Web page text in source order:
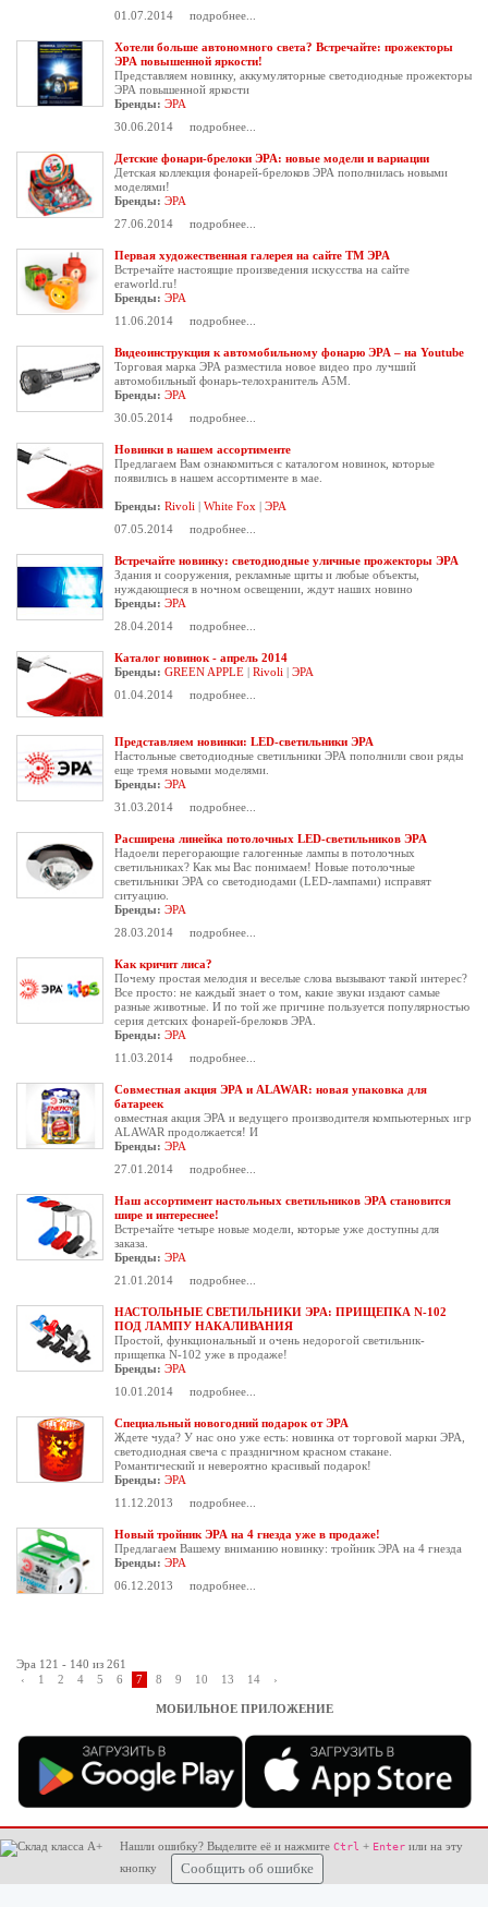
01.07.2014
подробнее...
Хотели больше автономного света? Встречайте: прожекторы
ЭРА повышенной яркости!
Представляем новинку, аккумуляторные светодиодные прожекторы
ЭРА повышенной яркости
Бренды: ЭРА
30.06.2014
подробнее...
Детские фонари-брелоки ЭРА: новые модели и вариации
Детская коллекция фонарей-брелоков ЭРА пополнилась новыми
моделями!
Бренды: ЭРА
27.06.2014
подробнее...
Первая художественная галерея на сайте ТМ ЭРА
Встречайте настоящие произведения искусства на сайте
eraworld.ru!
Бренды: ЭРА
11.06.2014
подробнее...
Видеоинструкция к автомобильному фонарю ЭРА – на Youtube
Торговая марка ЭРА разместила новое видео про лучший
автомобильный фонарь-телохранитель А5М.
Бренды: ЭРА
30.05.2014
подробнее...
Новинки в нашем ассортименте
Предлагаем Вам ознакомиться с каталогом новинок, которые
появились в нашем ассортименте в мае.
Бренды: Rivoli | White Fox | ЭРА
07.05.2014
подробнее...
Встречайте новинку: светодиодные уличные прожекторы ЭРА
Здания и сооружения, рекламные щиты и любые объекты,
нуждающиеся в ночном освещении, ждут наших новино
Бренды: ЭРА
28.04.2014
подробнее...
Каталог новинок - апрель 2014
Бренды: GREEN APPLE | Rivoli | ЭРА
01.04.2014
подробнее...
Представляем новинки: LED-светильники ЭРА
Настольные светодиодные светильники ЭРА пополнили свои ряды
еще тремя новыми моделями.
Бренды: ЭРА
31.03.2014
подробнее...
Расширена линейка потолочных LED-светильников ЭРА
Надоели перегорающие галогенные лампы в потолочных
светильниках? Как мы Вас понимаем! Новые потолочные
светильники ЭРА со светодиодами (LED-лампами) исправят
ситуацию.
Бренды: ЭРА
28.03.2014
подробнее...
Как кричит лиса?
Почему простая мелодия и веселые слова вызывают такой интерес?
Все просто: не каждый знает о том, какие звуки издают самые
разные животные. И по той же причине пользуется популярностью
серия детских фонарей-брелоков ЭРА.
Бренды: ЭРА
11.03.2014
подробнее...
Совместная акция ЭРА и ALAWAR: новая упаковка для
батареек
овместная акция ЭРА и ведущего производителя компьютерных игр
ALAWAR продолжается! И
Бренды: ЭРА
27.01.2014
подробнее...
Наш ассортимент настольных светильников ЭРА становится
шире и интереснее!
Встречайте четыре новые модели, которые уже доступны для
заказа.
Бренды: ЭРА
21.01.2014
подробнее...
НАСТОЛЬНЫЕ СВЕТИЛЬНИКИ ЭРА: ПРИЩЕПКА N-102
ПОД ЛАМПУ НАКАЛИВАНИЯ
Простой, функциональный и очень недорогой светильник-
прищепка N-102 уже в продаже!
Бренды: ЭРА
10.01.2014
подробнее...
Специальный новогодний подарок от ЭРА
Ждете чуда? У нас оно уже есть: новинка от торговой марки ЭРА,
светодиодная свеча с праздничном красном стакане.
Романтический и невероятно красивый подарок!
Бренды: ЭРА
11.12.2013
подробнее...
Новый тройник ЭРА на 4 гнезда уже в продаже!
Предлагаем Вашему вниманию новинку: тройник ЭРА на 4 гнезда
Бренды: ЭРА
06.12.2013
подробнее...
Эра 121 - 140 из 261
‹
1 2 4 5 6 7 8 9 10 13 14 ›
МОБИЛЬНОЕ ПРИЛОЖЕНИЕ
Нашли ошибку? Выделите её и нажмите Ctrl + Enter или на эту
кнопку
Сообщить об ошибке